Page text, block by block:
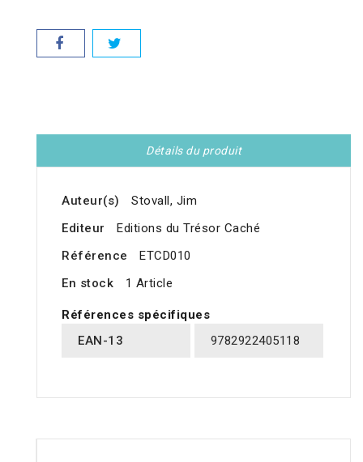
Détails du produit
Auteur(s)
Stovall, Jim
Editeur
Editions du Trésor Caché
Référence
ETCD010
En stock
1 Article
Références spécifiques
EAN-13
9782922405118